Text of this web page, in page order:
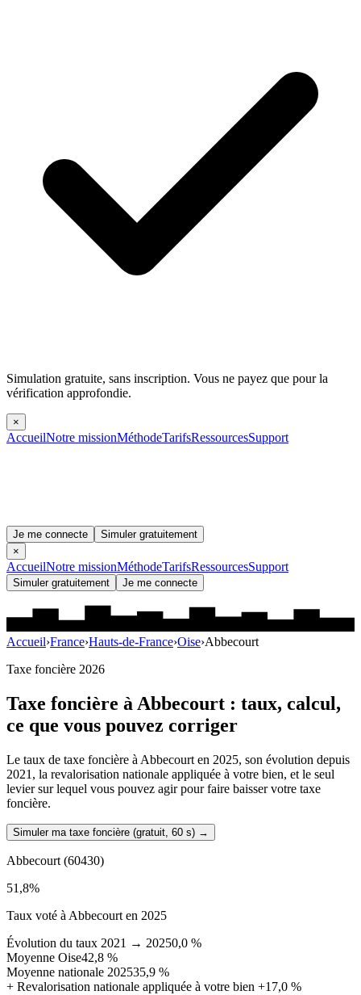
Simulation gratuite, sans inscription. Vous ne payez que pour la
vérification approfondie.
×
AccueilNotre missionMéthodeTarifsRessourcesSupport
Je me connecte
Simuler gratuitement
×
AccueilNotre missionMéthodeTarifsRessourcesSupport
Simuler gratuitement Je me connecte
Accueil›France›Hauts-de-France›Oise›Abbecourt
Taxe foncière 2026
Taxe foncière àAbbecourt : taux, calcul,
ce que vous pouvez corriger
Le taux de taxe foncière à Abbecourt en 2025, son évolution depuis
2021, la revalorisation nationale appliquée à votre bien, et le seul
levier sur lequel vous pouvez agir pour faire baisser votre taxe
foncière.
Simuler ma taxe foncière (gratuit, 60 s) →
Abbecourt (60430)
51,8%
Taux voté à Abbecourt en 2025
Évolution du taux 2021 → 20250,0 %
Moyenne Oise42,8 %
Moyenne nationale 202535,9 %
+ Revalorisation nationale appliquée à votre bien +17,0 %